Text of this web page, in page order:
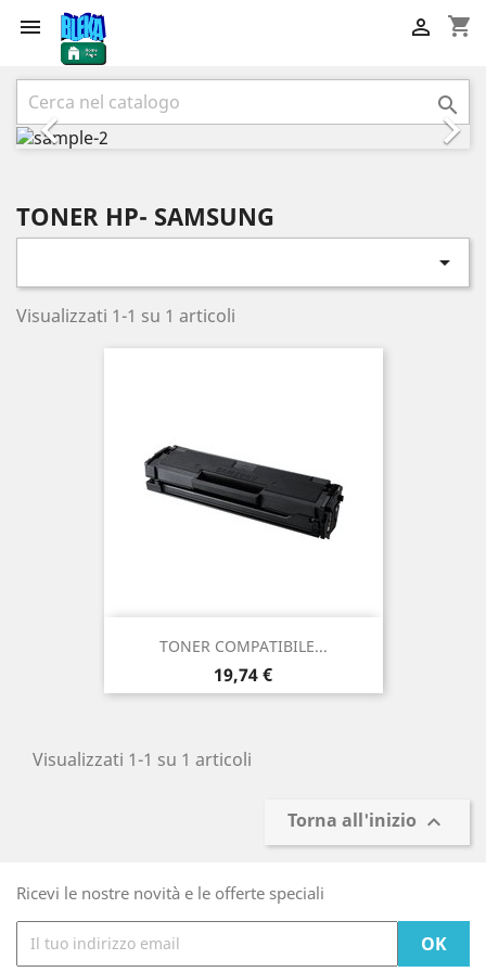
 shopping_cart



Precedente

TONER HP- SAMSUNG

Visualizzati 1-1 su 1 articoli
TONER COMPATIBILE...
Prezzo
19,74 €
Visualizzati 1-1 su 1 articoli
Torna all'inizio 
Ricevi le nostre novità e le offerte speciali